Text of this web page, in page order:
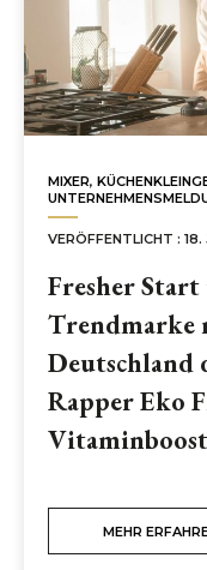
MIXER,
VERÖFFENTLICHT :
Fresher Start
Deutschland
Rapper Eko
MEHR